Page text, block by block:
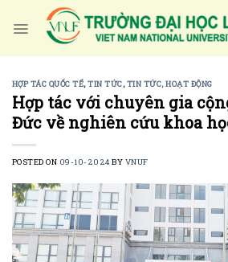
HỢP TÁC QUỐC TẾ,TIN TỨC,TIN TỨC, HOẠT ĐỘNG
Hợp tác với chuyên gia
Đức về nghiên cứu khoa
POSTED ON 09-10-2024 BY VNUF